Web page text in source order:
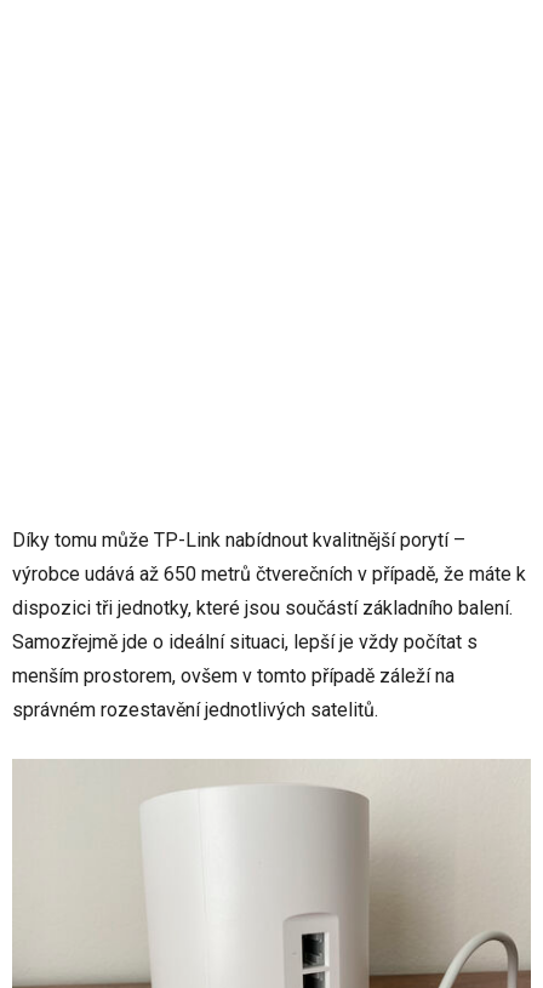
Díky tomu může TP-Link nabídnout kvalitnější porytí –
výrobce udává až 650 metrů čtverečních v případě, že máte k
dispozici tři jednotky, které jsou součástí základního balení.
Samozřejmě jde o ideální situaci, lepší je vždy počítat s
menším prostorem, ovšem v tomto případě záleží na
správném rozestavění jednotlivých satelitů.